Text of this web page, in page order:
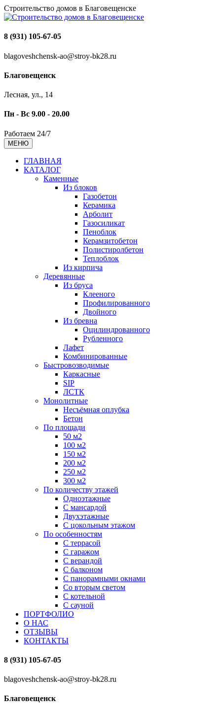
Строительство домов в Благовещенске
8 (931) 105-67-05
blagoveshchensk-ao@stroy-bk28.ru
Благовещенск
Лесная, ул., 14
Пн - Вс 9.00 - 20.00
Работаем 24/7
МЕНЮ
ГЛАВНАЯ
КАТАЛОГ
Каменные
Из блоков
Газобетон
Керамика
Арболит
Газосиликат
Пеноблок
Керамзитобетон
Полистиролбетон
Теплоблок
Из кирпича
Деревянные
Из бруса
Клееного
Профилированного
Двойного
Из бревна
Оцилиндрованного
Рубленного
Лафет
Комбинированные
Быстровозводимые
Каркасные
SIP
ЛСТК
Монолитные
Несъёмная оплубка
Бетон
По площади
50 м2
100 м2
150 м2
200 м2
250 м2
300 м2
По количеству этажей
Одноэтажные
С мансардой
Двухэтажные
С цокольным этажом
По особенностям
С террасой
С гаражом
С верандой
С балконом
С панорамными окнами
Со вторым светом
С котельной
С сауной
ПОРТФОЛИО
О НАС
ОТЗЫВЫ
КОНТАКТЫ
8 (931) 105-67-05
blagoveshchensk-ao@stroy-bk28.ru
Благовещенск